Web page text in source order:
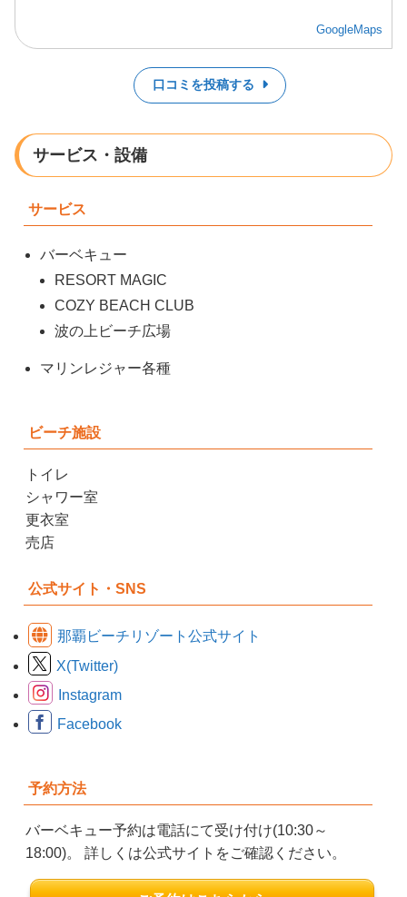
GoogleMaps
口コミを投稿する
サービス・設備
サービス
バーベキュー
RESORT MAGIC
COZY BEACH CLUB
波の上ビーチ広場
マリンレジャー各種
ビーチ施設
トイレ
シャワー室
更衣室
売店
公式サイト・SNS
那覇ビーチリゾート公式サイト
X(Twitter)
Instagram
Facebook
予約方法
バーベキュー予約は電話にて受け付け(10:30～
18:00)。 詳しくは公式サイトをご確認ください。